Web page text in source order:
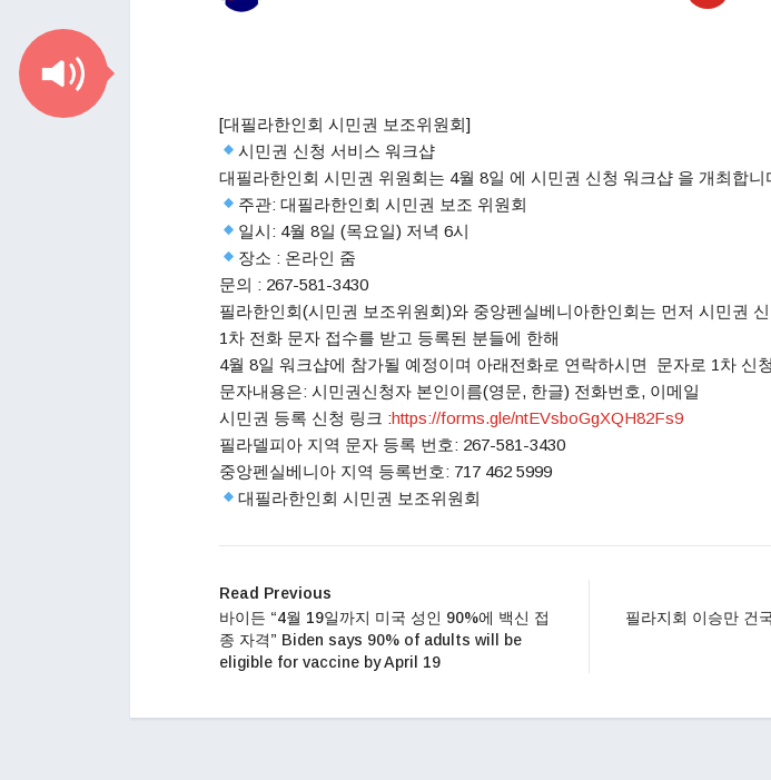
[대필라한인회 시민권 보조위원회]
시민권 신청 서비스 워크샵
대필라한인회 시민권 위원회는 4월 8일 에 시민권 신청 워크샵 을 개최합니
주관: 대필라한인회 시민권 보조 위원회
일시: 4월 8일 (목요일) 저녁 6시
장소 : 온라인 줌
문의 : 267-581-3430
필라한인회(시민권 보조위원회)와 중앙펜실베니아한인회는 먼저 시민권
1차 전화 문자 접수를 받고 등록된 분들에 한해
4월 8일 워크샵에 참가될 예정이며 아래전화로 연락하시면 문자로 1차 신
문자내용은: 시민권신청자 본인이름(영문, 한글) 전화번호, 이메일
시민권 등록 신청 링크 :https://forms.gle/ntEVsboGgXQH82Fs9
필라델피아 지역 문자 등록 번호: 267-581-3430
중앙펜실베니아 지역 등록번호: 717 462 5999
대필라한인회 시민권 보조위원회
Read Previous
바이든 “4월 19일까지 미국 성인 90%에 백신 접
종 자격” Biden says 90% of adults will be
eligible for vaccine by April 19
필라지회 이승만 건